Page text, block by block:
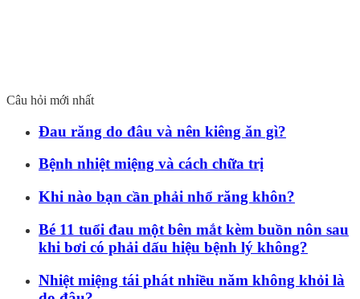
Câu hỏi mới nhất
Đau răng do đâu và nên kiêng ăn gì?
Bệnh nhiệt miệng và cách chữa trị
Khi nào bạn cần phải nhổ răng khôn?
Bé 11 tuổi đau một bên mắt kèm buồn nôn sau
khi bơi có phải dấu hiệu bệnh lý không?
Nhiệt miệng tái phát nhiều năm không khỏi là